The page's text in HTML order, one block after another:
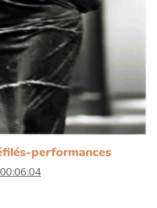
performances